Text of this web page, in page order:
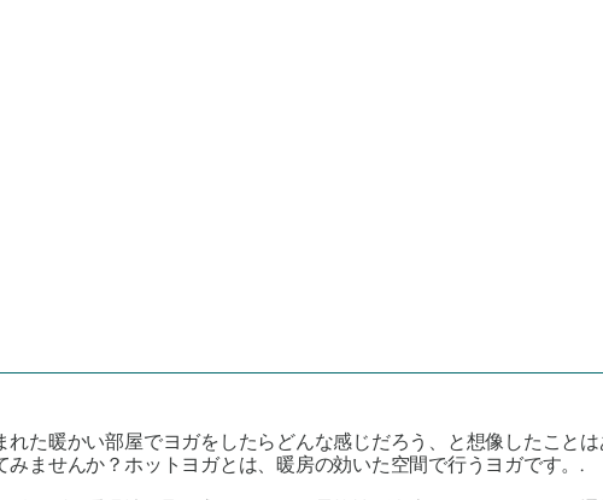
た暖かい部屋でヨガをしたらどんな感じだろう、と想像したこと
ませんか？ホットヨガとは、暖房の効いた空間で行うヨガです。.